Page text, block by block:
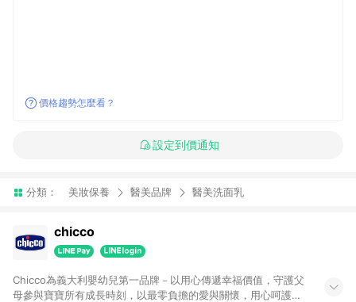
價格趨勢怎麼看？
設定到價通知
分類： 美妝保養 醫美品牌 醫美洗面乳
chicco
Chicco為義大利嬰幼兒第一品牌－以用心傳遞幸福價值，守護父
母參與寶寶所有成長時刻，以最零負擔的愛與關懷，用心呵護每